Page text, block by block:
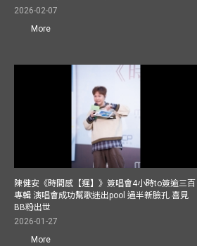
2026-02-07
More
陳健安《時間感【遲】》簽唱會4小時to簽逾三百
專輯 演唱會成功幫歌迷出pool 過半新臉孔 喜見
BB粉出世
2026-01-27
More